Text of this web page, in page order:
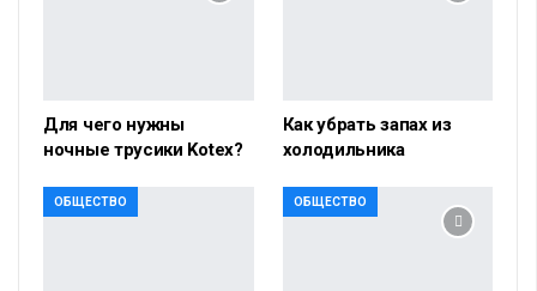
Для чего нужны
ночные трусики Kotex?
Как убрать запах из
холодильника
ОБЩЕСТВО ОБЩЕСТВО